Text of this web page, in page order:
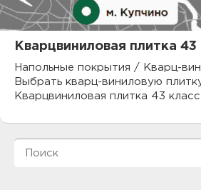
Кварцвиниловая плитка 43
Напольные покрытия / Кварц-
Выбрать кварц-виниловую
Кварцвиниловая плитка 43 класс